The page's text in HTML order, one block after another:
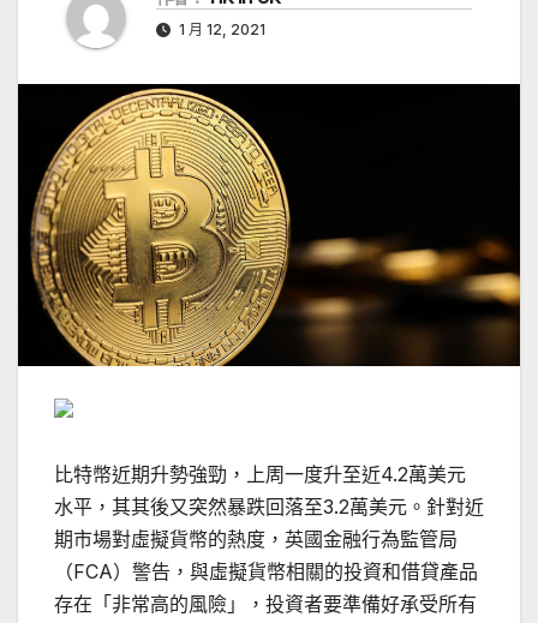
1 月 12, 2021
比特幣近期升勢強勁，上周一度升至近4.2萬美元
水平，其其後又突然暴跌回落至3.2萬美元。針對近
期市場對虛擬貨幣的熱度，英國金融行為監管局
（FCA）警告，與虛擬貨幣相關的投資和借貸產品
存在「非常高的風險」，投資者要準備好承受所有